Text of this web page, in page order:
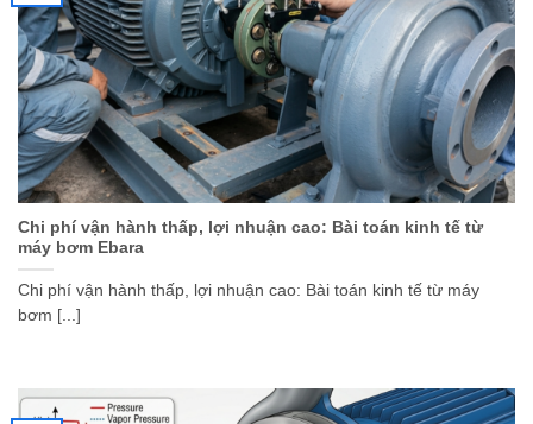
Chi phí vận hành thấp, lợi nhuận cao: Bài toán kinh tế từ
máy bơm Ebara
Chi phí vận hành thấp, lợi nhuận cao: Bài toán kinh tế từ máy
bơm [...]